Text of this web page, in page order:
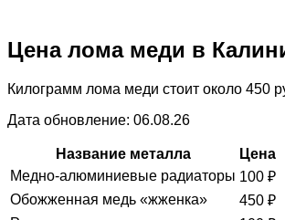
Цена лома меди в
Килограмм лома меди стоит около 450
Дата обновление: 06.08.26
Название металла
Цена
Медно-алюминиевые радиаторы 100 ₽
Обожженная медь «жженка»
450 ₽